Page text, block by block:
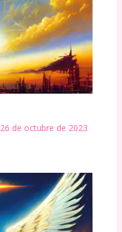
26 de octubre de 2023